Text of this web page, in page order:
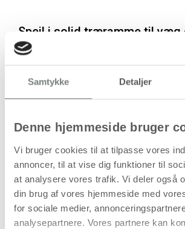
Samtykke Detaljer
Denne hjemmeside bruger
Vi bruger cookies til at tilpasse vores
annoncer, til at vise dig funktioner til
at analysere vores trafik. Vi deler også
din brug af vores hjemmeside med
for sociale medier,
analysepartnere. Vores partnere kan
Spejl i solid træramme til væg
Dette spejl er monteret i en solid
anvendes både som vægspejl og
hylde. Med målene 19 x 27 cm og en
spejlet et robust og stabilt udtryk, der
Konstruktionen gør det muligt at bruge
både badeværelser, entréer, kreative
undervisningssammenhænge.
Fleksibel anvendelse i
Spejlet kan anvendes i forskellige
behov.